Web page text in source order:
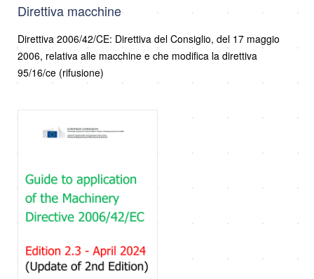
Direttiva macchine
Direttiva 2006/42/CE: Direttiva del Consiglio, del 17 maggio
2006, relativa alle macchine e che modifica la direttiva
95/16/ce (rifusione)